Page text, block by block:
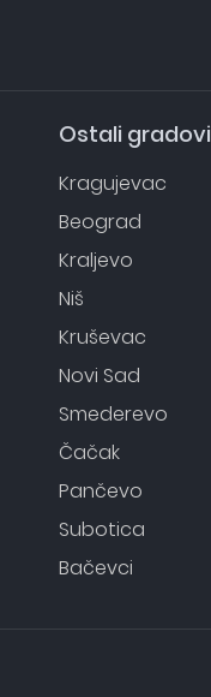
Ostali gradovi
Kragujevac
Beograd
Kraljevo
Niš
Kruševac
Novi Sad
Smederevo
Čačak
Pančevo
Subotica
Bačevci